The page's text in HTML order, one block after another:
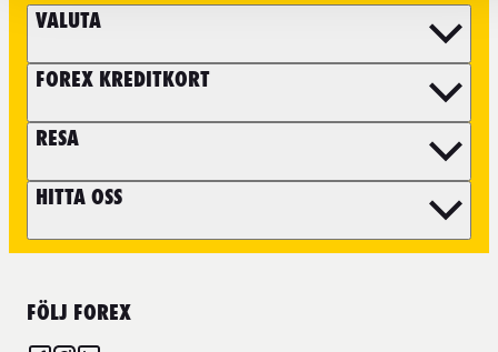
VALUTA
FOREX KREDITKORT
RESA
HITTA OSS
FÖLJ FOREX